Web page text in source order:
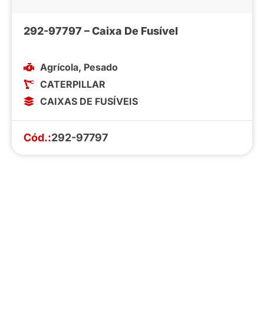
292-97797 – Caixa De Fusível
Agrícola, Pesado
CATERPILLAR
CAIXAS DE FUSÍVEIS
Cód.:292-97797